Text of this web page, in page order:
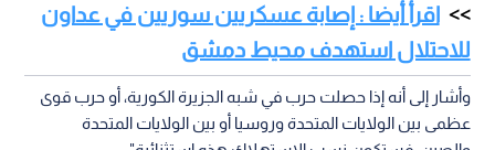
اقرأ أيضا : إصابة عسكريين سوريين في عداون
للاحتلال استهدف محيط دمشق
وأشار إلى أنه إذا حصلت حرب في شبه الجزيرة الكورية، أو حرب قوى
عظمى بين الولايات المتحدة وروسيا أو بين الولايات المتحدة